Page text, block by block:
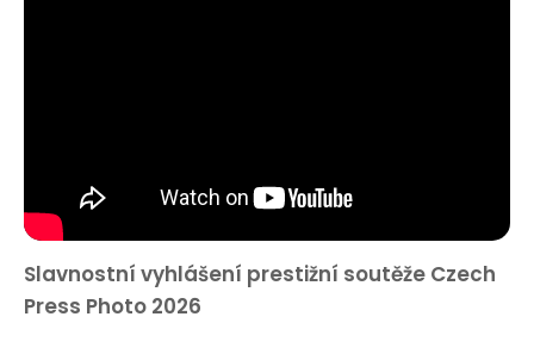
Slavnostní vyhlášení prestižní soutěže Czech
Press Photo 2026